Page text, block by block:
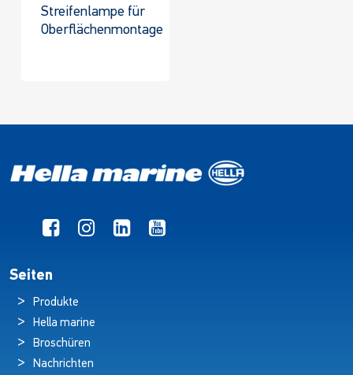
Streifenlampe für
Oberflächenmontage
Seiten
Produkte
Hella marine
Broschüren
Nachrichten